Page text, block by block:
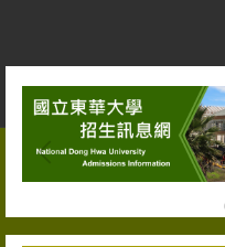
主